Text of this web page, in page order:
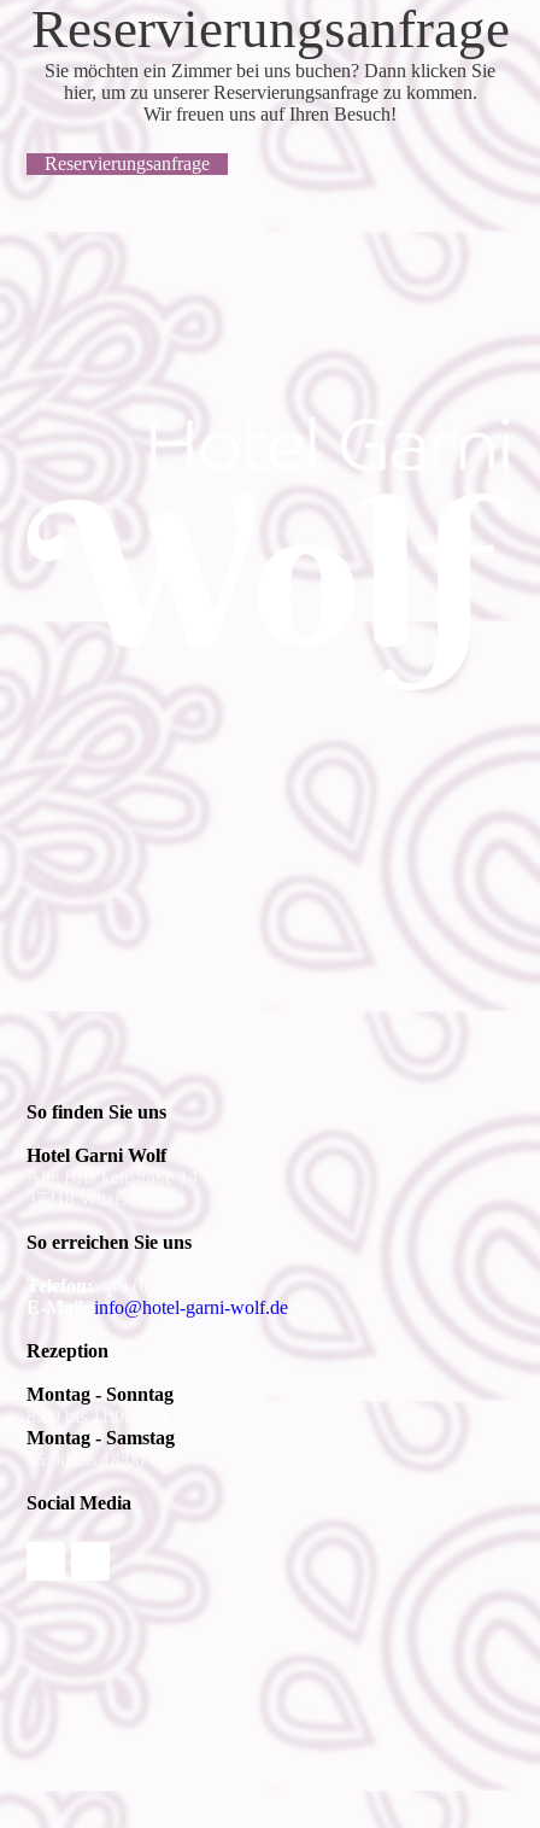
Reservierungsanfrage
Sie möchten ein Zimmer bei uns buchen? Dann klicken Sie
hier, um zu unserer Reservierungsanfrage zu kommen.
Wir freuen uns auf Ihren Besuch!
Reservierungsanfrage
So finden Sie uns
Hotel Garni Wolf
Alte Brückenstraße 14
37218 Witzenhausen
So erreichen Sie uns
Telefon: +49 (0) 5542 - 5446
E-Mail:
info@hotel-garni-wolf.de
Rezeption
Montag - Sonntag
8:00 bis 11:00 Uhr
Montag - Samstag
15:00 bis 18:00 Uhr
Social Media